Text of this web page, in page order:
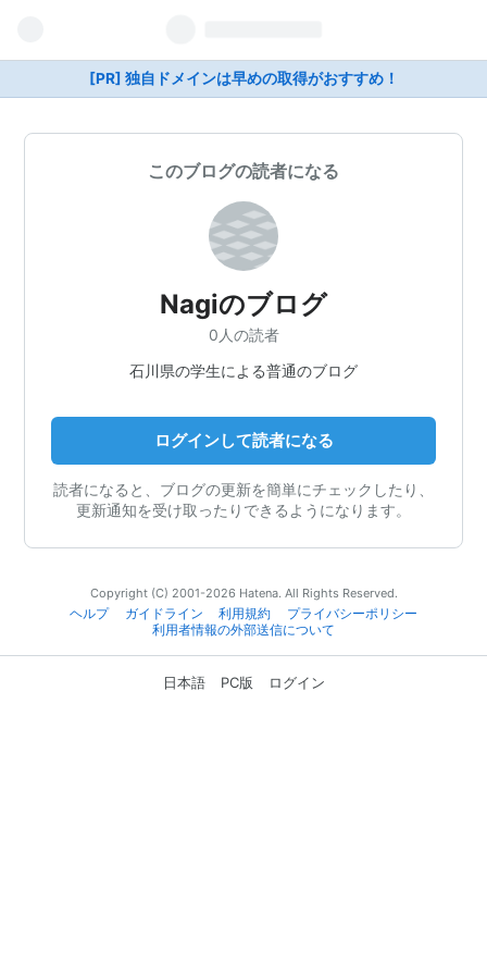
[PR] 独自ドメインは早めの取得がおすすめ！
このブログの読者になる
Nagiのブログ
0人の読者
石川県の学生による普通のブログ
ログインして読者になる
読者になると、ブログの更新を簡単にチェックしたり、
更新通知を受け取ったりできるようになります。
Copyright (C) 2001-2026 Hatena. All Rights Reserved.
ヘルプ
ガイドライン 利用規約
プライバシーポリシー
利用者情報の外部送信について
日本語 PC版 ログイン